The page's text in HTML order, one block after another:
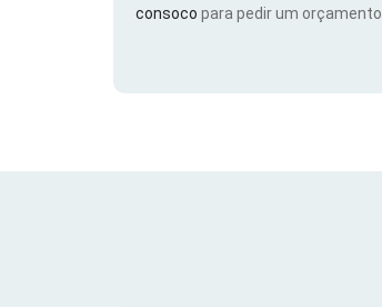
consoco para pedir um orçamento.